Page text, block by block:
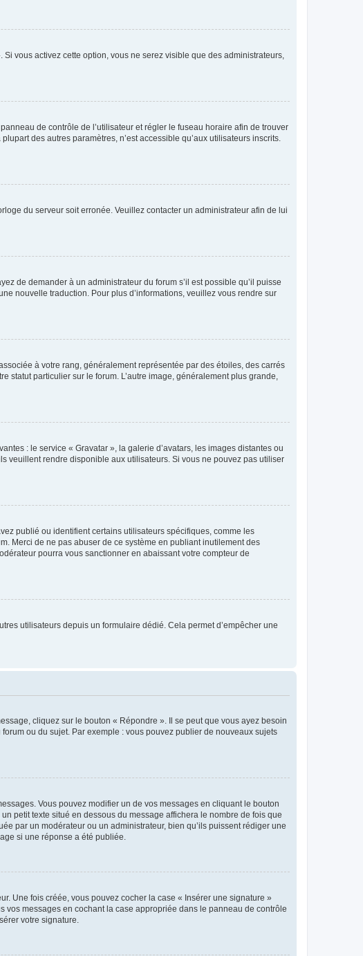
vous activez cette option, vous ne serez visible que des administrateurs,
de contrôle de l’utilisateur et régler le fuseau horaire afin de trouver
des autres paramètres, n’est accessible qu’aux utilisateurs inscrits.
du serveur soit erronée. Veuillez contacter un administrateur afin de lui
de demander à un administrateur du forum s’il est possible qu’il puisse
nouvelle traduction. Pour plus d’informations, veuillez vous rendre sur
à votre rang, généralement représentée par des étoiles, des carrés
particulier sur le forum. L’autre image, généralement plus grande,
: le service « Gravatar », la galerie d’avatars, les images distantes ou
veuillent rendre disponible aux utilisateurs. Si vous ne pouvez pas utiliser
publié ou identifient certains utilisateurs spécifiques, comme les
Merci de ne pas abuser de ce système en publiant inutilement des
pourra vous sanctionner en abaissant votre compteur de
utilisateurs depuis un formulaire dédié. Cela permet d’empêcher une
cliquez sur le bouton « Répondre ». Il se peut que vous ayez besoin
ou du sujet. Par exemple : vous pouvez publier de nouveaux sujets
Vous pouvez modifier un de vos messages en cliquant le bouton
petit texte situé en dessous du message affichera le nombre de fois que
par un modérateur ou un administrateur, bien qu’ils puissent rédiger une
si une réponse a été publiée.
Une fois créée, vous pouvez cocher la case « Insérer une signature »
messages en cochant la case appropriée dans le panneau de contrôle
votre signature.